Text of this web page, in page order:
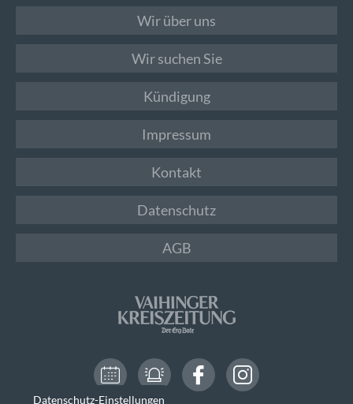
Wir über uns
Wir suchen Sie
Kündigung
Impressum
Kontakt
Datenschutz
AGB
Datenschutz-Einstellungen